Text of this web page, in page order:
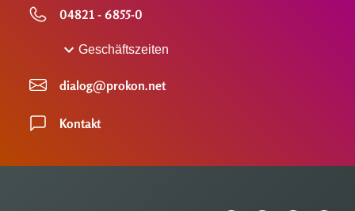
04821 - 6855-0
Geschäftszeiten
dialog@prokon.net
Kontakt